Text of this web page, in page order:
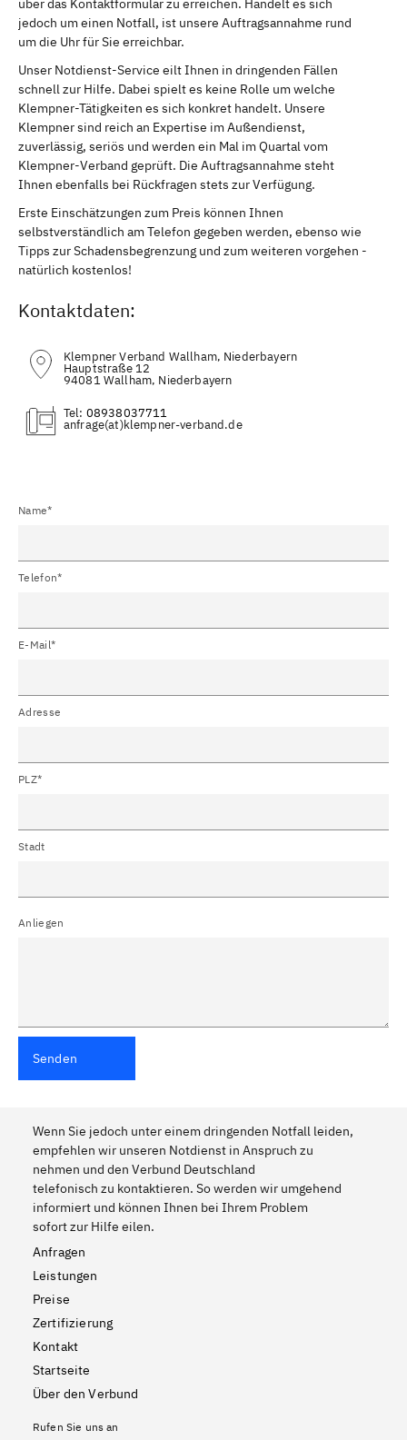
jedoch um einen Notfall, ist unsere Auftragsannahme rund
um die Uhr für Sie erreichbar.
Unser Notdienst-Service eilt Ihnen in dringenden Fällen
schnell zur Hilfe. Dabei spielt es keine Rolle um welche
Klempner-Tätigkeiten es sich konkret handelt. Unsere
Klempner sind reich an Expertise im Außendienst,
zuverlässig, seriös und werden ein Mal im Quartal vom
Klempner-Verband geprüft. Die Auftragsannahme steht
Ihnen ebenfalls bei Rückfragen stets zur Verfügung.
Erste Einschätzungen zum Preis können Ihnen
selbstverständlich am Telefon gegeben werden, ebenso wie
Tipps zur Schadensbegrenzung und zum weiteren vorgehen -
natürlich kostenlos!
Kontaktdaten:
Klempner Verband Wallham, Niederbayern
Hauptstraße 12
94081 Wallham, Niederbayern
Tel: 08938037711
(at)
Name*
Telefon*
E-Mail*
Adresse
PLZ*
Stadt
Anliegen
Senden
Wenn Sie jedoch unter einem dringenden Notfall leiden,
empfehlen wir unseren Notdienst in Anspruch zu
nehmen und den Verbund Deutschland
telefonisch zu kontaktieren. So werden wir umgehend
informiert und können Ihnen bei Ihrem Problem
sofort zur Hilfe eilen.
Anfragen
Leistungen
Preise
Zertifizierung
Kontakt
Startseite
Über den Verbund
Rufen Sie uns an